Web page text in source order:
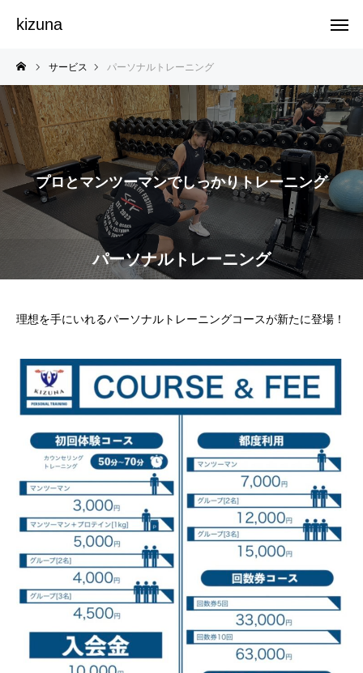
kizuna
サービス パーソナルトレーニング
パーソナルトレーニング
プロとマンツーマンでしっかりトレーニング
理想を手にいれるパーソナルトレーニングコースが新たに登場！